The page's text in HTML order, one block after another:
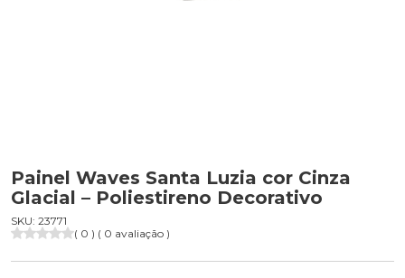
Painel Waves Santa Luzia cor Cinza
Glacial – Poliestireno Decorativo
SKU: 23771
( 0 ) ( 0 avaliação )